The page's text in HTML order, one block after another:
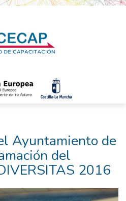
Ayuntamiento de
del
2016